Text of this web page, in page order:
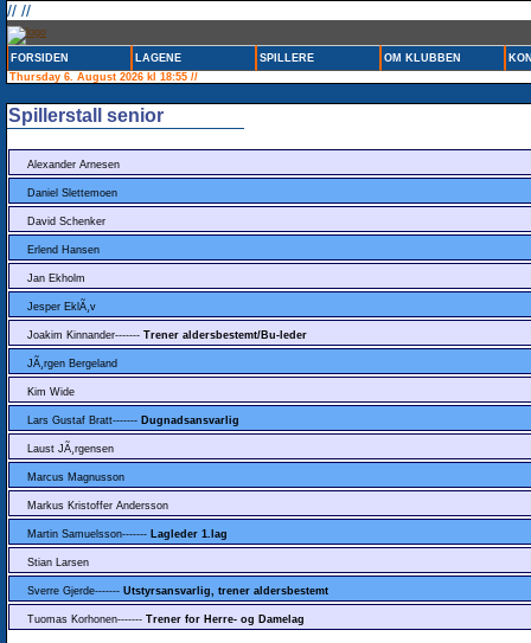
// //
FORSIDEN LAGENE SPILLERE OM KLUBBEN
Thursday 6. August 2026 kl 18:55 //
Spillerstall senior
Alexander Arnesen
Daniel Slettemoen
David Schenker
Erlend Hansen
Jan Ekholm
Jesper EklÃ¸v
Joakim Kinnander------- Trener aldersbestemt/Bu-leder
JÃ¸rgen Bergeland
Kim Wide
Lars Gustaf Bratt------- Dugnadsansvarlig
Laust JÃ¸rgensen
Marcus Magnusson
Markus Kristoffer Andersson
Martin Samuelsson------- Lagleder 1.lag
Stian Larsen
Sverre Gjerde------- Utstyrsansvarlig, trener aldersbestemt
Tuomas Korhonen------- Trener for Herre- og Damelag